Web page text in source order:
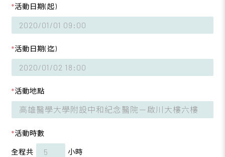
*活動日期(起)
*活動日期(迄)
*活動地點
*活動時數
全程共 小時